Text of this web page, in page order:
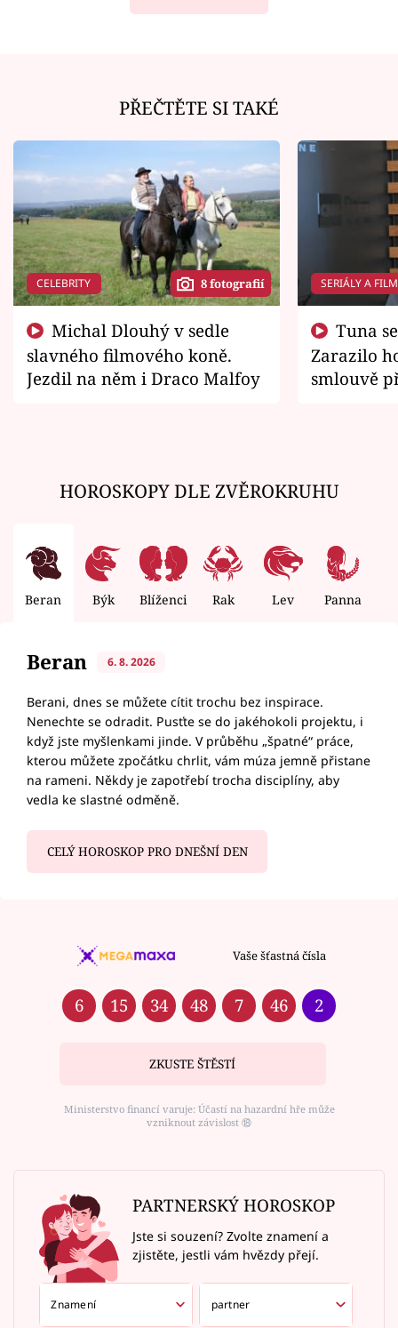
PŘEČTĚTE SI TAKÉ
CELEBRITY 8 fotografií
slavného filmového koně.
Jezdil na něm i Draco Malfoy
SERIÁLY A
Zarazilo
smlouvě
HOROSKOPY DLE ZVĚROKRUHU
Beran Býk Blíženci Rak Lev Panna
Beran 6. 8. 2026
Berani, dnes se můžete cítit trochu bez inspirace.
Nenechte se odradit. Pusťte se do jakéhokoli projektu, i
když jste myšlenkami jinde. V průběhu „špatné“ práce,
kterou můžete zpočátku chrlit, vám múza jemně přistane
na rameni. Někdy je zapotřebí trocha disciplíny, aby
vedla ke slastné odměně.
CELÝ HOROSKOP PRO DNEŠNÍ DEN
Vaše šťastná čísla
6 15 34 48 7 46 2
ZKUSTE ŠTĚSTÍ
Ministerstvo financí varuje: Účastí na hazardní hře může
vzniknout závislost ⑱
PARTNERSKÝ HOROSKOP
Jste si souzení? Zvolte znamení a
zjistěte, jestli vám hvězdy přejí.